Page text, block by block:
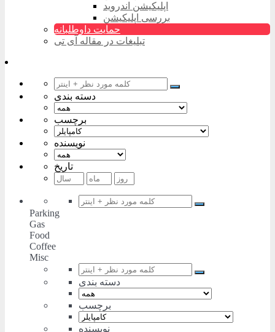
اپلیکیشن اندروید
بررسی اپلیکیشن
حمایت داوطلبانه
تبلیغات در مقاله آی تی
دسته بندی
برچسب
نویسنده
تاریخ
Parking
Gas
Food
Coffee
Misc
دسته بندی
برچسب
نویسنده